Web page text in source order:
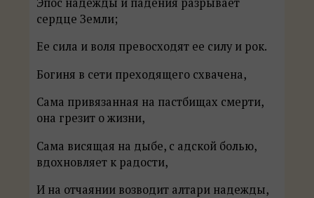
сердце Земли;
Ее сила и воля превосходят ее силу и рок.
Богиня в сети преходящего схвачена,
Сама привязанная на пастбищах смерти,
она грезит о жизни,
Сама висящая на дыбе, с адской болью,
вдохновляет к радости,
И на отчаянии возводит алтари надежды,